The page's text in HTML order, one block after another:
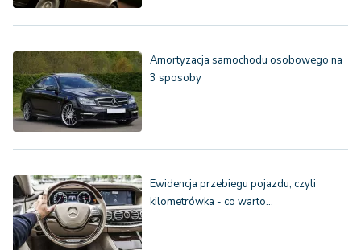
Amortyzacja samochodu osobowego na
3 sposoby
Ewidencja przebiegu pojazdu, czyli
kilometrówka - co warto…